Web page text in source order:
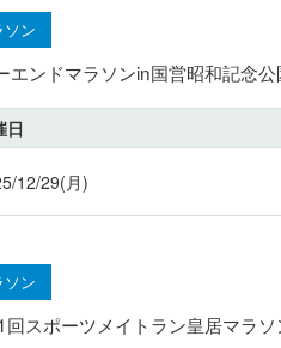
ソン
エンドマラソンin国営昭和記念
日
12/29(月)
ソン
スポーツメイトラン皇居マラ